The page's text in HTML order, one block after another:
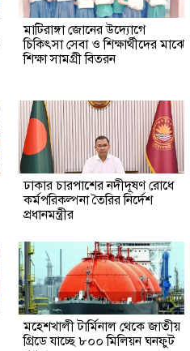
মাটিরাঙ্গা জোনের উদ্যোগে
চিকিৎসা সেবা ও শিক্ষার্থীদের মাঝে
শিক্ষা সামগ্রী বিতরন
ঢাকার চারপাশের নদীদূষণ রোধে
কর্মপরিকল্পনা তৈরির নির্দেশ
প্রধানমন্ত্রীর
মহেশখালী টার্মিনাল থেকে জাতীয়
গ্রিডে যাচ্ছে ৮০০ মিলিয়ন ঘনফুট